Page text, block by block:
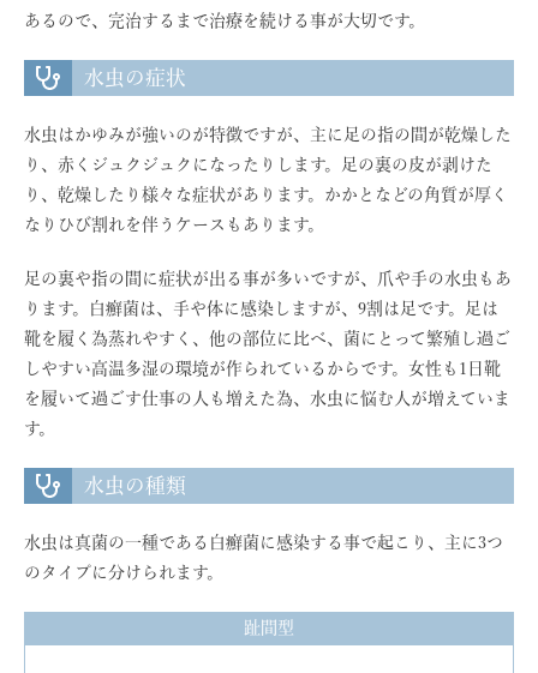
あるので、完治するまで治療を続ける事が大切です。
水虫の症状
水虫はかゆみが強いのが特徴ですが、主に足の指の間が乾燥した
り、赤くジュクジュクになったりします。足の裏の皮が剥けた
り、乾燥したり様々な症状があります。かかとなどの角質が厚く
なりひび割れを伴うケースもあります。
足の裏や指の間に症状が出る事が多いですが、爪や手の水虫もあ
ります。白癬菌は、手や体に感染しますが、9割は足です。足は
靴を履く為蒸れやすく、他の部位に比べ、菌にとって繁殖し過ご
しやすい高温多湿の環境が作られているからです。女性も1日靴
を履いて過ごす仕事の人も増えた為、水虫に悩む人が増えていま
す。
水虫の種類
水虫は真菌の一種である白癬菌に感染する事で起こり、主に3つ
のタイプに分けられます。
趾間型